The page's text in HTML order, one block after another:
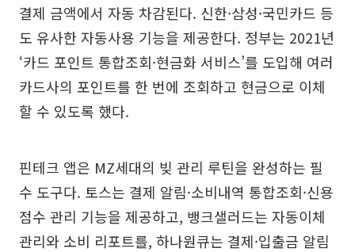
결제 금액에서 자동 차감된다. 신한·삼성·국민카드 등
도 유사한 자동사용 기능을 제공한다. 정부는 2021년
‘카드 포인트 통합조회·현금화 서비스’를 도입해 여러
카드사의 포인트를 한 번에 조회하고 현금으로 이체
할 수 있도록 했다.
핀테크 앱은 MZ세대의 빚 관리 루틴을 완성하는 필
수 도구다. 토스는 결제 알림·소비내역 통합조회·신용
점수 관리 기능을 제공하고, 뱅크샐러드는 자동이체
관리와 소비 리포트를, 하나원큐는 결제·입출금 알림